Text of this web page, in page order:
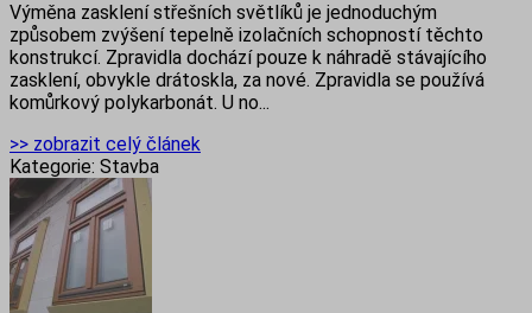
Výměna zasklení střešních světlíků je jednoduchým
způsobem zvýšení tepelně izolačních schopností těchto
konstrukcí. Zpravidla dochází pouze k náhradě stávajícího
zasklení, obvykle drátoskla, za nové. Zpravidla se používá
komůrkový polykarbonát. U no...
>> zobrazit celý článek
Kategorie: Stavba